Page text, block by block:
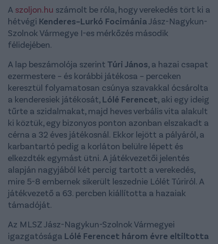
A szoljon.hu számolt be róla, hogy verekedés tört ki a
hétvégi Kenderes–Lurkó FocimániaJász-Nagykun-
Szolnok Vármegye I-es mérkőzés második
félidejében.
A lap beszámolója szerint Túri János, a hazai csapat
ezermestere – és korábbi játékosa – perceken
keresztül folyamatosan csúnya szavakkal ócsárolta
a kenderesiek játékosát, Lólé Ferencet, aki egy ideig
tűrte a szidalmakat, majd heves verbális vita alakult
ki köztük, egy bizonyos ponton azonban elszakadt a
cérna a 32 éves játékosnál. Ekkor lejött a pályáról, a
karbantartó pedig a korláton belülre lépett és
elkezdték egymást ütni. A játékvezetői jelentés
alapján nagyjából két percig tartott a verekedés,
mire 5-8 embernek sikerült leszednie Lólét Túriról. A
játékvezető a 63. percben kiállította a hazaiak
támadóját.
Az MLSZ Jász-Nagykun-Szolnok Vármegyei
igazgatósága Lólé Ferencet három évre eltiltotta